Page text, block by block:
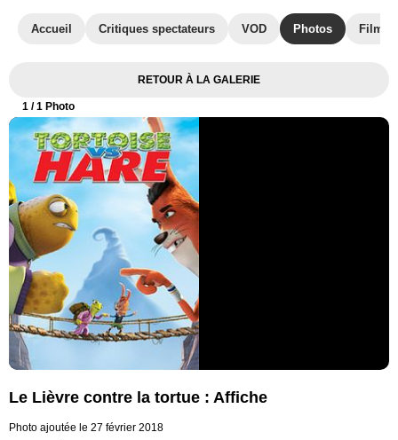
Accueil Critiques spectateurs VOD Photos Films
RETOUR À LA GALERIE
1 / 1 Photo
Le Lièvre contre la tortue : Affiche
Photo ajoutée le 27 février 2018